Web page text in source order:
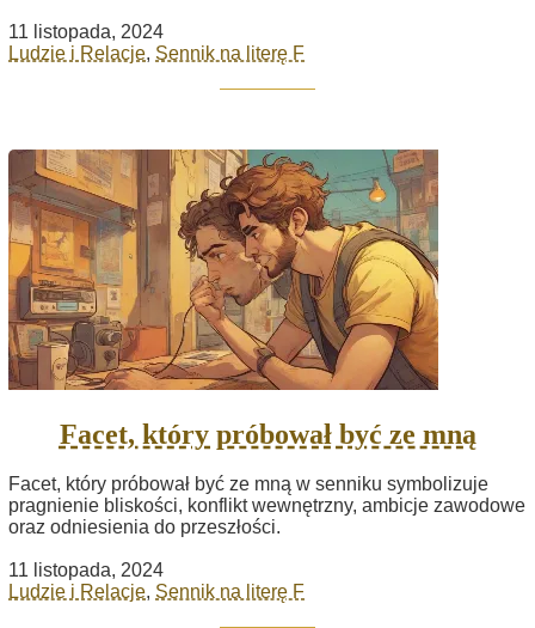
11 listopada, 2024
Ludzie i Relacje, Sennik na literę F
Facet, który próbował być ze mną
Facet, który próbował być ze mną w senniku symbolizuje
pragnienie bliskości, konflikt wewnętrzny, ambicje zawodowe
oraz odniesienia do przeszłości.
11 listopada, 2024
Ludzie i Relacje, Sennik na literę F